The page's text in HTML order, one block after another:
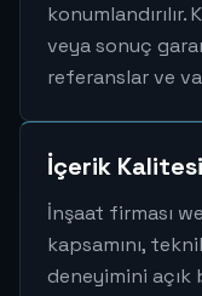
konumlandırılır.
veya sonuç
referanslar ve
İçerik
İnşaat firması
kapsamını,
deneyimini açık